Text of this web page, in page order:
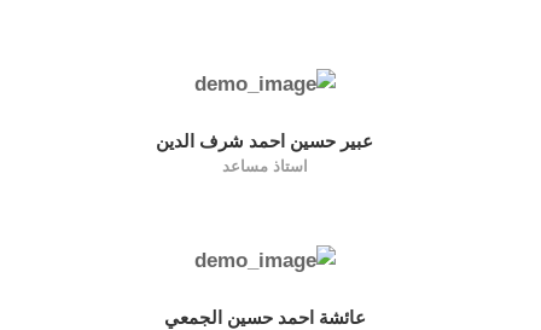
عبير حسين احمد شرف الدين
استاذ مساعد
عائشة احمد حسين الجمعي